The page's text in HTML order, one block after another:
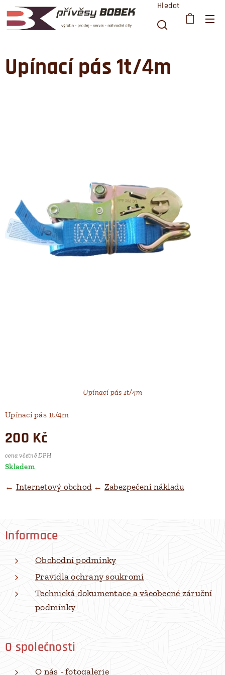
Hledat
Upínací pás 1t/4m
Upínací pás 1t/4m
Upínací pás 1t/4m
200 Kč
cena včetně DPH
Skladem
← Internetový obchod← Zabezpečení nákladu
Informace
Obchodní podmínky
Pravidla ochrany soukromí
Technická dokumentace a všeobecné záruční
podmínky
O společnosti
O nás - fotogalerie